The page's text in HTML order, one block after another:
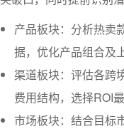
产品板块：分析热卖
据，优化产品组合及
渠道板块：评估各跨
费用结构，选择ROI
市场板块：结合目标